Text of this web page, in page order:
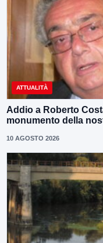
ATTUALITÀ
Addio a Roberto
monumento della
10 AGOSTO 2026